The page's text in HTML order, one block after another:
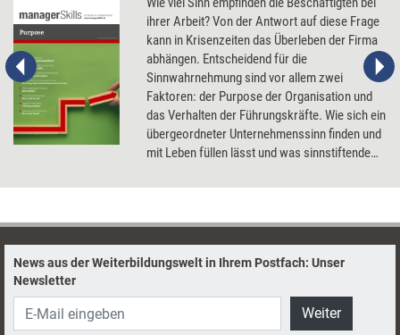
ihrer Arbeit? Von der Antwort auf diese Frage
kann in Krisenzeiten das Überleben der Firma
abhängen. Entscheidend für die
Sinnwahrnehmung sind vor allem zwei
Faktoren: der Purpose der Organisation und
das Verhalten der Führungskräfte. Wie sich ein
übergeordneter Unternehmenssinn finden und
mit Leben füllen lässt und was sinnstiftende
News aus der Weiterbildungswelt in Ihrem Postfach: Unser
Newsletter
Weiter